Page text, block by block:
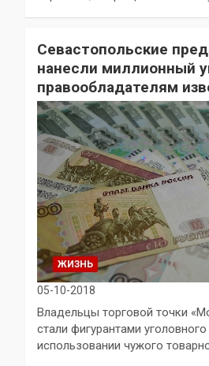
Севастопольские
нанесли миллионный
правообладателям
ЖИЗНЬ
05-10-2018
Владельцы торговой точки
стали фигурантами
использовании чужого